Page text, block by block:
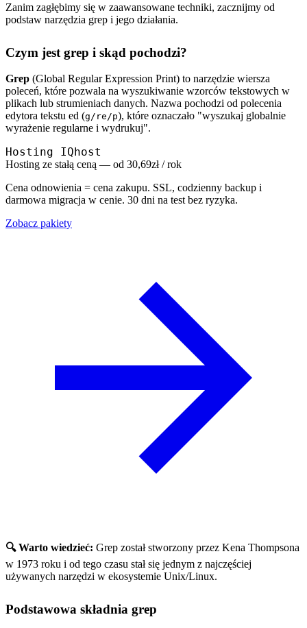
Zanim zagłębimy się w zaawansowane techniki, zacznijmy od
podstaw narzędzia grep i jego działania.
Czym jest grep i skąd pochodzi?
Grep (Global Regular Expression Print) to narzędzie wiersza
poleceń, które pozwala na wyszukiwanie wzorców tekstowych w
plikach lub strumieniach danych. Nazwa pochodzi od polecenia
edytora tekstu ed (g/re/p), które oznaczało "wyszukaj globalnie
wyrażenie regularne i wydrukuj".
Hosting IQhost
Hosting ze stałą ceną — od 30,69zł / rok
Cena odnowienia = cena zakupu. SSL, codzienny backup i
darmowa migracja w cenie. 30 dni na test bez ryzyka.
Zobacz pakiety
🔍 Warto wiedzieć: Grep został stworzony przez Kena Thompsona
w 1973 roku i od tego czasu stał się jednym z najczęściej
używanych narzędzi w ekosystemie Unix/Linux.
Podstawowa składnia grep